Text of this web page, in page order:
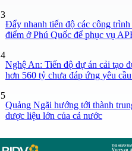
3
Đẩy nhanh tiến độ các công
điểm ở Phú Quốc để phục vụ
4
Nghệ An: Tiến độ dự án cải tạo
hơn 560 tỷ chưa đáp ứng yêu
5
Quảng Ngãi hướng tới thành
dược liệu lớn của cả nước